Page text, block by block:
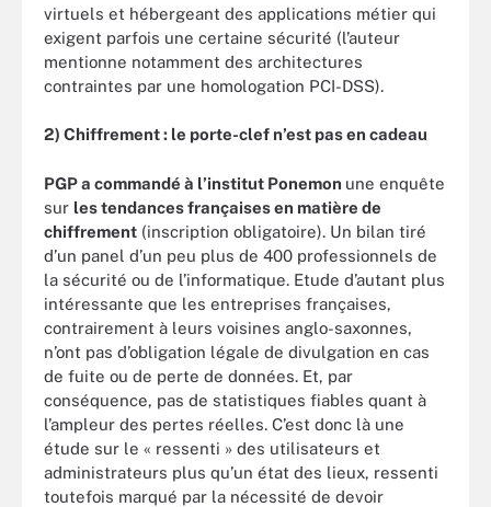
virtuels et hébergeant des applications métier qui
exigent parfois une certaine sécurité (l’auteur
mentionne notamment des architectures
contraintes par une homologation PCI-DSS).
2) Chiffrement : le porte-clef n’est pas en cadeau
PGP a commandé à l’institut Ponemon une enquête
sur les tendances françaises en matière de
chiffrement (inscription obligatoire). Un bilan tiré
d’un panel d’un peu plus de 400 professionnels de
la sécurité ou de l’informatique. Etude d’autant plus
intéressante que les entreprises françaises,
contrairement à leurs voisines anglo-saxonnes,
n’ont pas d’obligation légale de divulgation en cas
de fuite ou de perte de données. Et, par
conséquence, pas de statistiques fiables quant à
l’ampleur des pertes réelles. C’est donc là une
étude sur le « ressenti » des utilisateurs et
administrateurs plus qu’un état des lieux, ressenti
toutefois marqué par la nécessité de devoir